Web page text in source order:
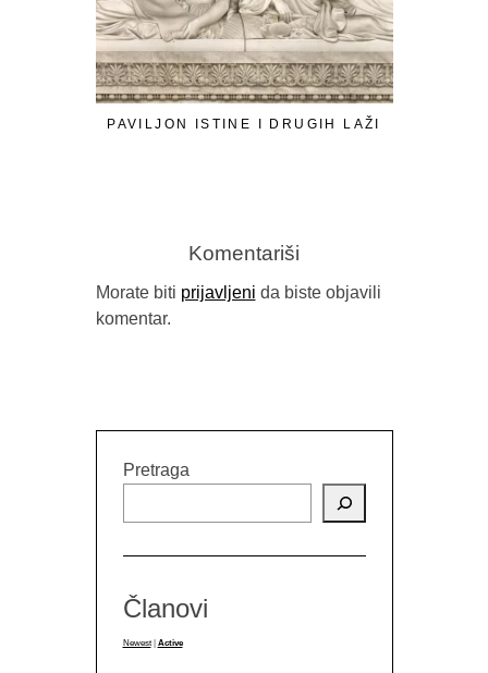
PAVILJON ISTINE I DRUGIH LAŽI
Komentariši
Morate biti prijavljeni da biste objavili
komentar.
Pretraga
Članovi
Newest Active